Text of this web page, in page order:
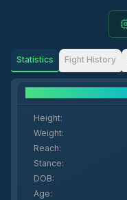
Statistics Fight History
Height:
Weight:
Reach:
Stance:
DOB:
Age: